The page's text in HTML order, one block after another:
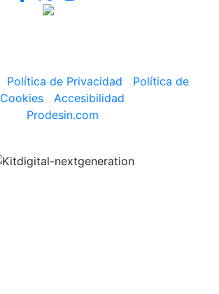
Política de Privacidad
Política de
Cookies
Accesibilidad
Prodesin.com